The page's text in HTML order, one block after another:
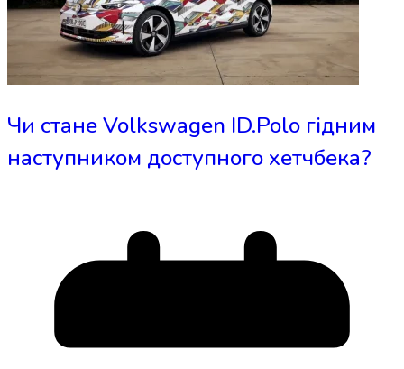
Чи стане Volkswagen ID.Polo гідним
наступником доступного хетчбека?